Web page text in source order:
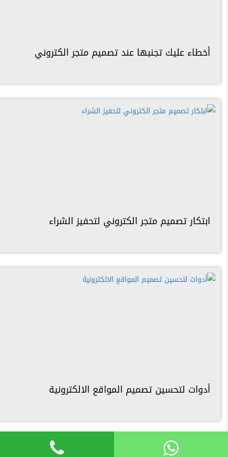
أخطاء عليك تجنبها عند تصميم متجر الكتروني
ابتكار تصميم متجر الكتروني لتحفيز الشراء
أدوات لتحسين تصميم المواقع الالكترونية